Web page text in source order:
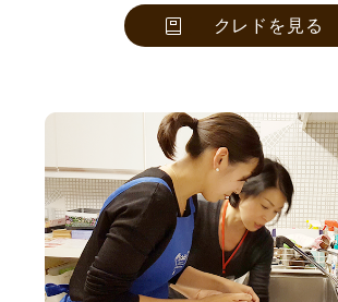
クレドを見る